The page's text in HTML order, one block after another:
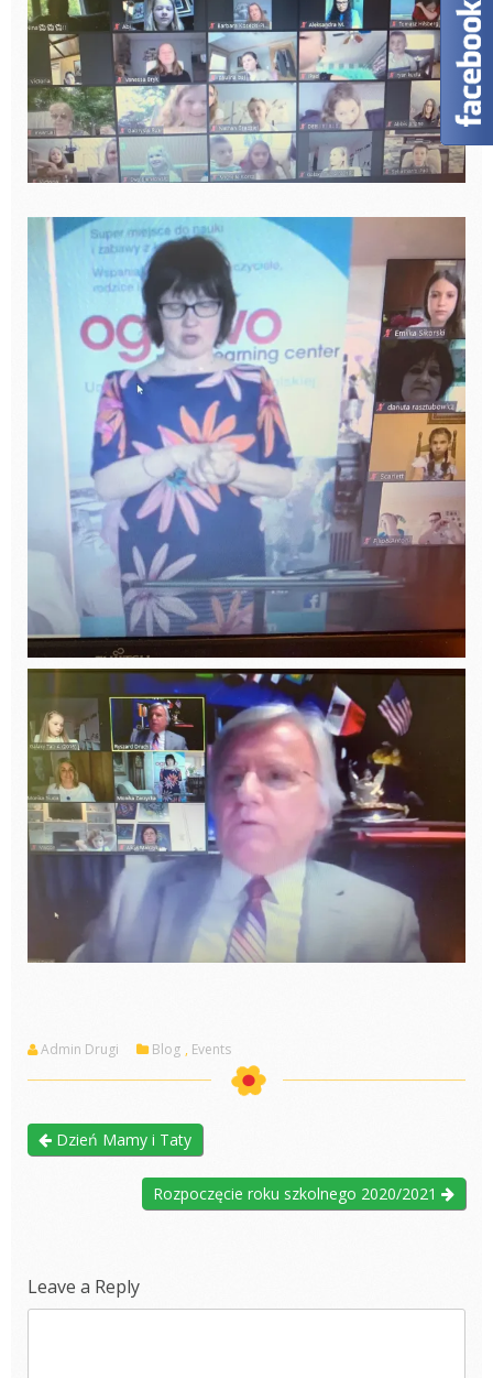
Admin Drugi Blog , Events
Dzień Mamy i Taty
Rozpoczęcie roku szkolnego 2020/2021
Leave a Reply